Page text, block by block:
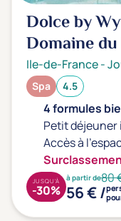
Dolce by
Domaine
Ile-de-France-
Spa 4.5
4 formules
Petit
Accès à
à partir de80
56 € /
JUSQU'À
-30%